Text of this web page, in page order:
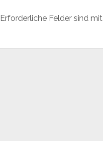
Erforderliche Felder sind mit